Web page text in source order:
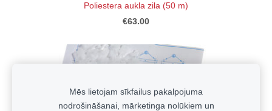
Poliestera aukla zila (50 m)
€63.00
Mēs lietojam sīkfailus pakalpojuma
nodrošināšanai, mārketinga nolūkiem un